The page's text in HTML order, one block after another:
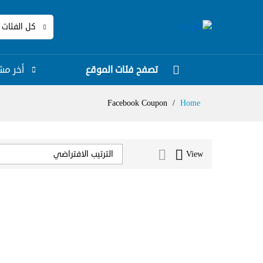
كل الفئات
تصفح فئات الموقع أخر
Home
/
Facebook Coupon
View الترتيب الافتراضي